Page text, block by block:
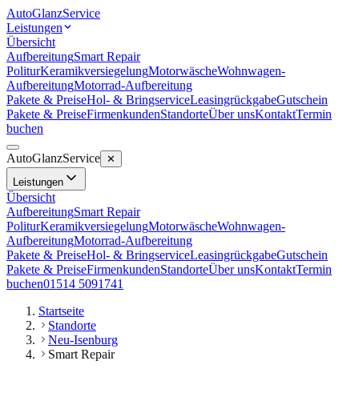
AutoGlanzService
Leistungen
Übersicht
AufbereitungSmart Repair
PoliturKeramikversiegelungMotorwäscheWohnwagen-
AufbereitungMotorrad-Aufbereitung
Pakete & PreiseHol- & BringserviceLeasingrückgabeGutschein
Pakete & PreiseFirmenkundenStandorteÜber unsKontaktTermin
buchen
AutoGlanzService ✕
Leistungen
Übersicht
AufbereitungSmart Repair
PoliturKeramikversiegelungMotorwäscheWohnwagen-
AufbereitungMotorrad-Aufbereitung
Pakete & PreiseHol- & BringserviceLeasingrückgabeGutschein
Pakete & PreiseFirmenkundenStandorteÜber unsKontaktTermin
buchen01514 5091741
Startseite
Standorte
Neu-Isenburg
Smart Repair